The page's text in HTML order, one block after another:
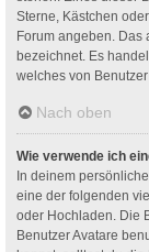
Sterne, Kästchen
Forum angeben. Das
bezeichnet. Es
welches von
Nach oben
Wie verwende ich
In deinem
eine der folgenden
oder Hochladen. Die
Benutzer Avatare